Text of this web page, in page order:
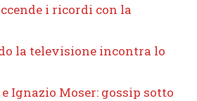
i ricordi con la
la televisione incontra lo
Ignazio Moser: gossip sotto